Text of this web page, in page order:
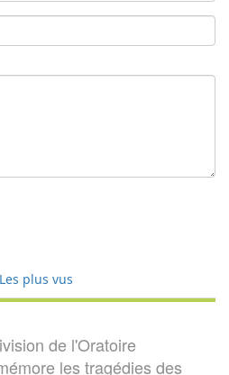
Les plus vus
de l'Oratoire
les tragédies des